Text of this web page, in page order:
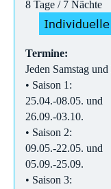
8 Tage / 7 Nächte
Termine:
Jeden Samstag
• Saison 1:
25.04.-08.05. und
26.09.-03.10.
• Saison 2:
09.05.-22.05. und
05.09.-25.09.
• Saison 3: